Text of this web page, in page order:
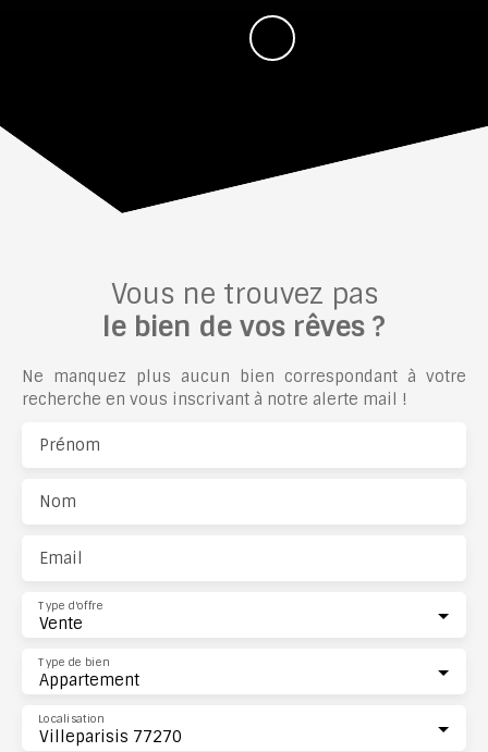
Vous ne trouvez pas
le bien de vos rêves ?
Ne manquez plus aucun bien correspondant à votre
recherche en vous inscrivant à notre alerte mail !
Prénom
Nom
Email
Vente
Type d'offre
Appartement
Type de bien
Villeparisis 77270
Localisation